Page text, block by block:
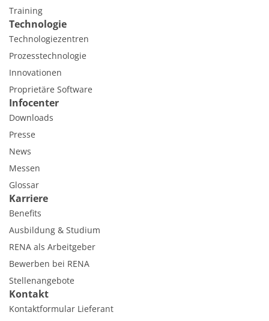
Training
Technologie
Technologiezentren
Prozesstechnologie
Innovationen
Proprietäre Software
Infocenter
Downloads
Presse
News
Messen
Glossar
Karriere
Benefits
Ausbildung & Studium
RENA als Arbeitgeber
Bewerben bei RENA
Stellenangebote
Kontakt
Kontaktformular Lieferant